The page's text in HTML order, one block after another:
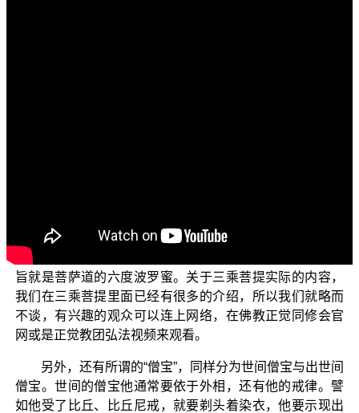
所谓的“四谛缘生”跟“六度诠旨”；为什么这样分呢？这一个
四谛缘生的四谛讲的是声闻法，缘生就是缘觉法，六度诠
旨就是菩萨道的六度波罗蜜。关于三乘菩提实际的内容，
我们在三乘菩提里面已经有很多的介绍，所以我们就略而
不谈，有兴趣的观众可以连上网络，在佛教正觉同修会官
网或是正觉教团弘法视频来观看。
另外，还有所谓的“僧宝”，同样分为世间僧宝与出世间
僧宝。世间的僧宝他通常要依于外相，还有他的戒律。譬
如他受了比丘、比丘尼戒，就要剃头着染衣，他要示现出